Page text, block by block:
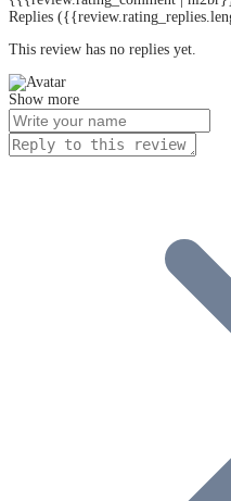
Replies
This review has no replies yet.
Show more